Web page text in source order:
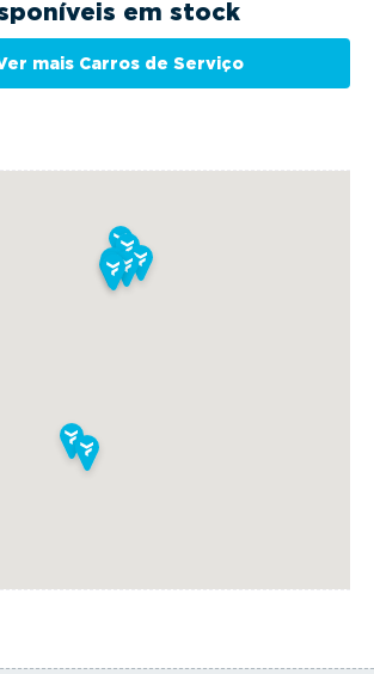
em stock
mais Carros de Serviço